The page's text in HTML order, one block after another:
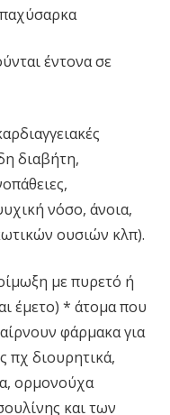
έντονα σε
διαβήτη,
νόσο, άνοια,
ουσιών κλπ).
με πυρετό ή
έμετο) * άτομα που
φάρμακα για
πχ διουρητικά,
ορμονούχα
και των